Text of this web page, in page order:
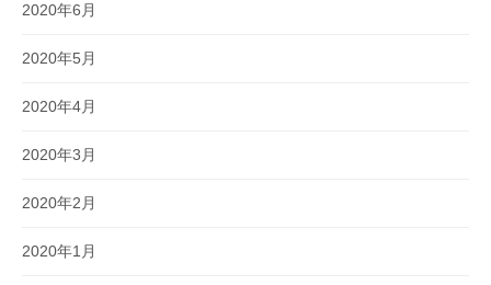
2020年6月
2020年5月
2020年4月
2020年3月
2020年2月
2020年1月